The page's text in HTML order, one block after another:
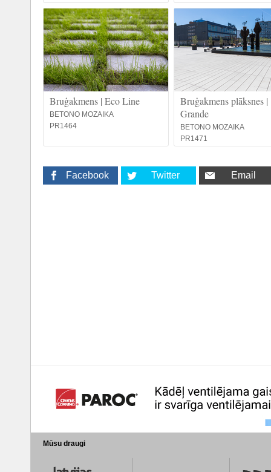
Bruģakmens | Eco Line
BETONO MOZAIKA
PR1464
Bruģakmens plāksnes |
Grande
BETONO MOZAIKA
PR1471
Facebook Twitter Email
Mūsu draugi